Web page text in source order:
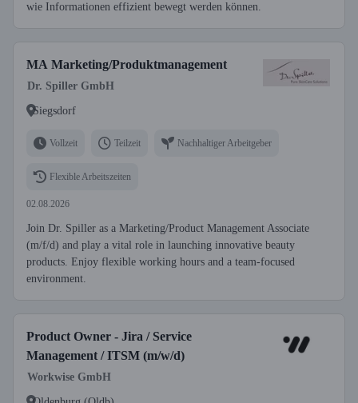
wie Informationen effizient bewegt werden können.
MA Marketing/Produktmanagement
Dr. Spiller GmbH
Siegsdorf
Vollzeit Teilzeit Nachhaltiger Arbeitgeber
Flexible Arbeitszeiten
02.08.2026
Join Dr. Spiller as a Marketing/Product Management Associate
(m/f/d) and play a vital role in launching innovative beauty
products. Enjoy flexible working hours and a team-focused
environment.
Product Owner - Jira / Service
Management / ITSM (m/w/d)
Workwise GmbH